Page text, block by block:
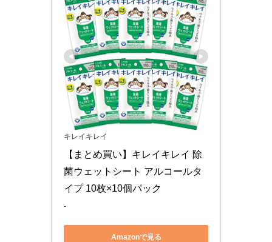
キレイキレイ
【まとめ買い】キレイキレイ 除
菌ウェットシート アルコールタ
イプ 10枚×10個パック
-
Amazonで見る